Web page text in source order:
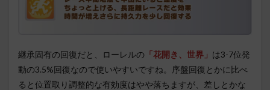
継承固有の回復だと、ローレルの 「花開き、世界」 は3-7位発
動の3.5%回復なので使いやすいですね。序盤回復とかに比べ
ると位置取り調整的な有効度はやや落ちますが、差しとかな